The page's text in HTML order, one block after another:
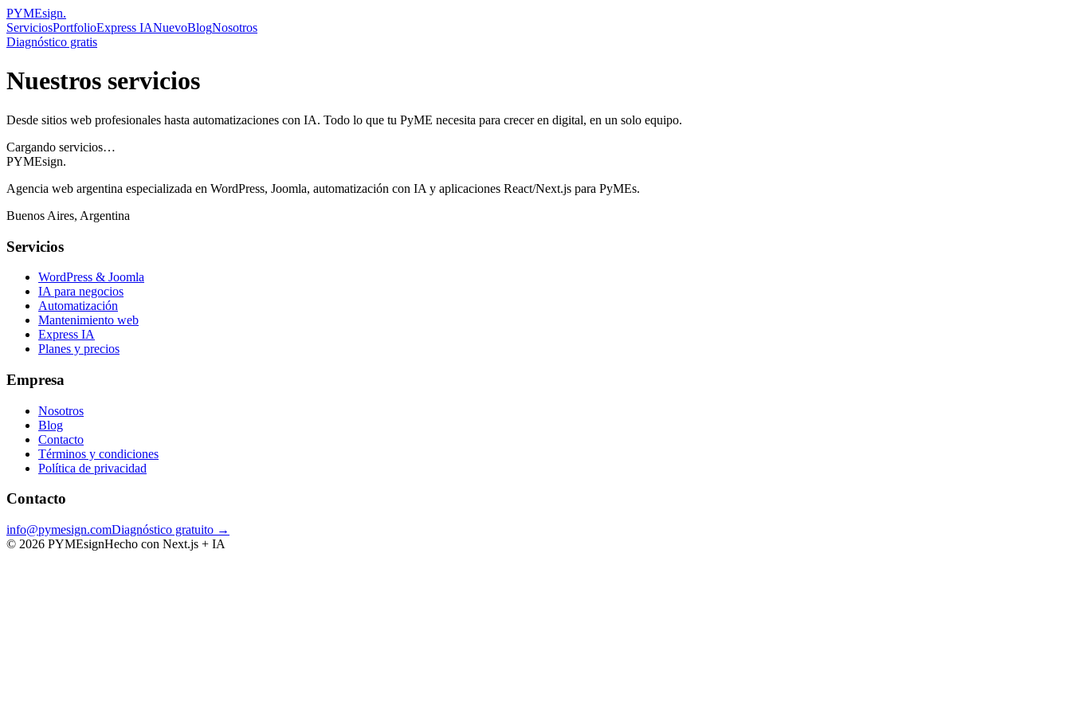
PYMEsign.
ServiciosPortfolioExpress IANuevoBlogNosotros
Diagnóstico gratis
Nuestros servicios
Desde sitios web profesionales hasta automatizaciones con IA. Todo lo que tu PyME necesita para crecer en digital, en un solo equipo.
Cargando servicios…
PYMEsign.
Agencia web argentina especializada en WordPress, Joomla, automatización con IA y aplicaciones React/Next.js para PyMEs.
Buenos Aires, Argentina
Servicios
WordPress & Joomla
IA para negocios
Automatización
Mantenimiento web
Express IA
Planes y precios
Empresa
Nosotros
Blog
Contacto
Términos y condiciones
Política de privacidad
Contacto
info@pymesign.comDiagnóstico gratuito →
© 2026 PYMEsignHecho con Next.js + IA